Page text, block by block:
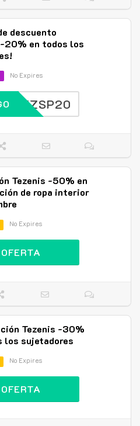
descuento
20% en todos los
No Expires
EZSP20
Tezenis -50% en
de ropa interior
No Expires
Tezenis -30%
los sujetadores
No Expires